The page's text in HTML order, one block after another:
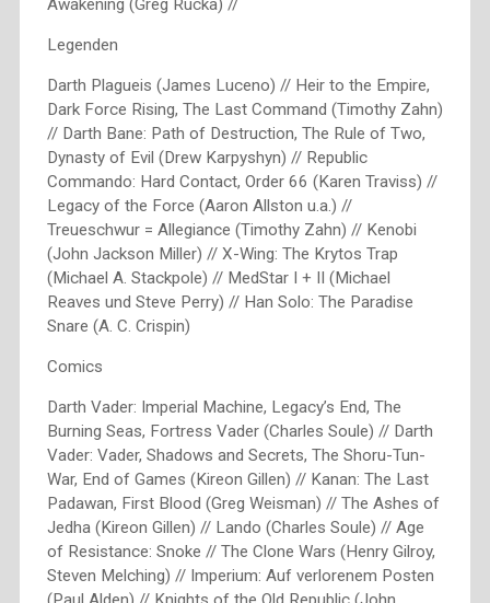
Legenden
Darth Plagueis (James Luceno) // Heir to the Empire,
Dark Force Rising, The Last Command (Timothy Zahn)
// Darth Bane: Path of Destruction, The Rule of Two,
Dynasty of Evil (Drew Karpyshyn) // Republic
Commando: Hard Contact, Order 66 (Karen Traviss) //
Legacy of the Force (Aaron Allston u.a.) //
Treueschwur = Allegiance (Timothy Zahn) // Kenobi
(John Jackson Miller) // X-Wing: The Krytos Trap
(Michael A. Stackpole) // MedStar I + II (Michael
Reaves und Steve Perry) // Han Solo: The Paradise
Snare (A. C. Crispin)
Comics
Darth Vader: Imperial Machine, Legacy’s End, The
Burning Seas, Fortress Vader (Charles Soule) // Darth
Vader: Vader, Shadows and Secrets, The Shoru-Tun-
War, End of Games (Kireon Gillen) // Kanan: The Last
Padawan, First Blood (Greg Weisman) // The Ashes of
Jedha (Kireon Gillen) // Lando (Charles Soule) // Age
of Resistance: Snoke // The Clone Wars (Henry Gilroy,
Steven Melching) // Imperium: Auf verlorenem Posten